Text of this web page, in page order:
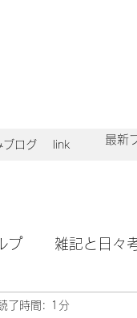
ブログ link 最新
プ 雑記と日々
了時間: 1分